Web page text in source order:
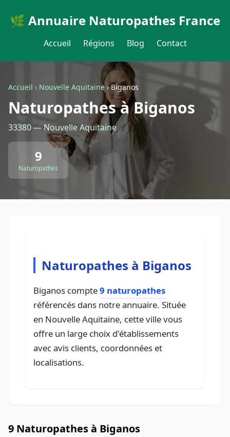
🌿 Annuaire Naturopathes France
Accueil Régions Blog Contact
Accueil › Nouvelle Aquitaine ›Biganos
Naturopathes à Biganos
33380 — Nouvelle Aquitaine
9
Naturopathes
Naturopathes à Biganos
Biganos compte9 naturopathes
référencés dans notre annuaire. Située
en Nouvelle Aquitaine, cette ville vous
offre un large choix d'établissements
avec avis clients, coordonnées et
localisations.
9 Naturopathes à Biganos